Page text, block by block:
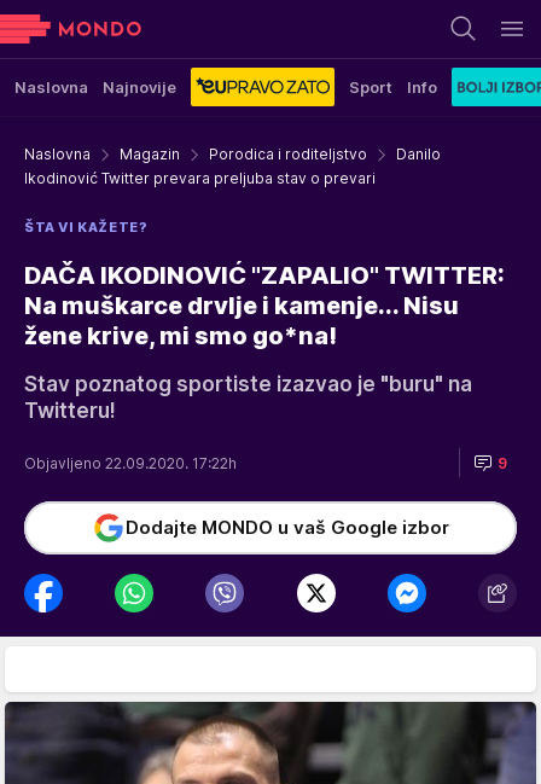
Naslovna Najnovije Sport Info
Naslovna Magazin Porodica i roditeljstvo
Danilo
Ikodinović Twitter prevara preljuba stav o prevari
ŠTA VI KAŽETE?
DAČA IKODINOVIĆ "ZAPALIO" TWITTER:
Na muškarce drvlje i kamenje... Nisu
žene krive, mi smo go*na!
Stav poznatog sportiste izazvao je "buru" na
Twitteru!
Objavljeno 22.09.2020. 17:22h 9
Dodajte MONDO u vaš Google izbor